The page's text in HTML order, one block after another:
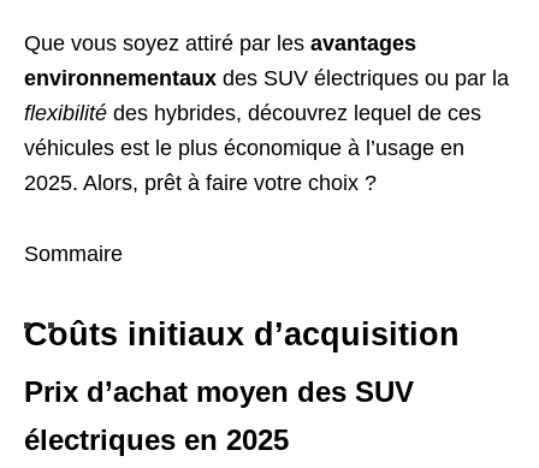
Que vous soyez attiré par les avantages
environnementaux des SUV électriques ou par la
flexibilité des hybrides, découvrez lequel de ces
véhicules est le plus économique à l’usage en
2025. Alors, prêt à faire votre choix ?
Sommaire
Coûts initiaux d’acquisition
Prix d’achat moyen des SUV
électriques en 2025